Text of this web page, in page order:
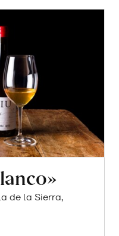
de la Sierra,